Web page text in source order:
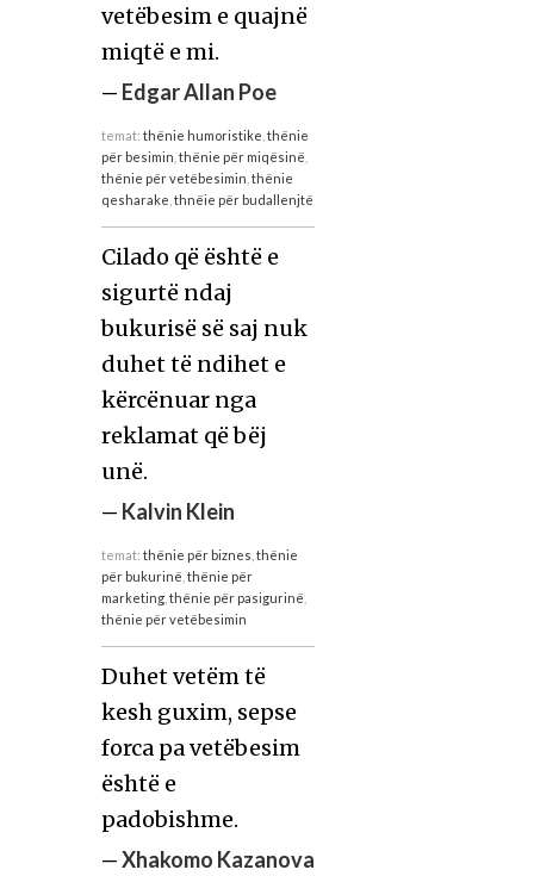
vetëbesim e quajnë
miqtë e mi.
— Edgar Allan Poe
temat: thënie humoristike thënie
për besimin thënie për miqësinë
thënie për vetëbesimin thënie
qesharake thnëie për budallenjtë
Cilado që është e
sigurtë ndaj
bukurisë së saj nuk
duhet të ndihet e
kërcënuar nga
reklamat që bëj
unë.
— Kalvin Klein
temat: thënie për biznes thënie
për bukurinë thënie për
marketing, thënie për pasigurinë
thënie për vetëbesimin
Duhet vetëm të
kesh guxim, sepse
forca pa vetëbesim
është e
padobishme.
—Xhakomo Kazanova